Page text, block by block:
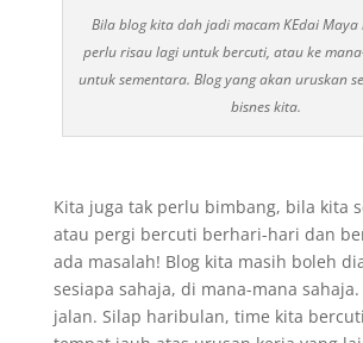
Bila blog kita dah jadi macam KEdai
perlu risau lagi untuk bercuti, atau ke
untuk sementara. Blog yang akan uruskan
bisnes kita.
Kita juga tak perlu bimbang, bila kita
atau pergi bercuti berhari-hari dan
ada masalah! Blog kita masih boleh
sesiapa sahaja, di mana-mana
jalan. Silap haribulan, time kita